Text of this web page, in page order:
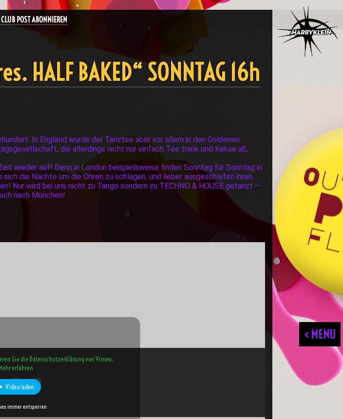
POST ABONNIEREN
< MENU
HALF BAKED“ SONNTAG 16h
In England wurde der Tanztee aber vor allem in den Goldenen
die allerdings nicht nur einfach Tee trank und Kekse aß,
wieder auf! Denn in London beispielsweise finden Sonntag für Sonntag in
die Nächte um die Ohren zu schlagen, und lieber ausgeschlafen ihren
Nur wird bei uns nicht zu Tango sondern zu TECHNO & HOUSE getanzt –
nach München!
Sie die Datenschutzerklärung von Vimeo.
erfahren
Video laden
immer entsperren